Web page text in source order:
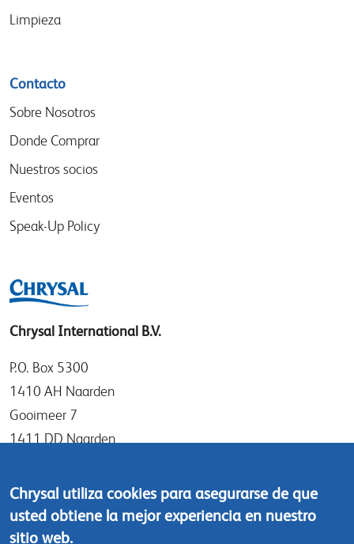
Limpieza
Contacto
Sobre Nosotros
Donde Comprar
Nuestros socios
Eventos
Speak-Up Policy
Chrysal International B.V.
P.O. Box 5300
1410 AH Naarden
Gooimeer 7
1411 DD Naarden
Tel: +31 (0)35 - 695 58 88
Contáctanos
Chrysal utiliza cookies para asegurarse de que
usted obtiene la mejor experiencia en nuestro
sitio web.